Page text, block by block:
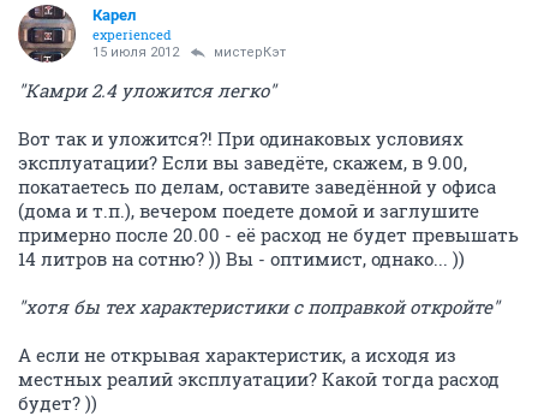
Карел
experienced
15 июля 2012 мистерКэт
"Камри 2.4 уложится легко"
Вот так и уложится?! При одинаковых условиях
эксплуатации? Если вы заведёте, скажем, в 9.00,
покатаетесь по делам, оставите заведённой у офиса
(дома и т.п.), вечером поедете домой и заглушите
примерно после 20.00 - её расход не будет превышать
14 литров на сотню? )) Вы - оптимист, однако... ))
"хотя бы тех характеристики с поправкой откройте"
А если не открывая характеристик, а исходя из
местных реалий эксплуатации? Какой тогда расход
будет? ))